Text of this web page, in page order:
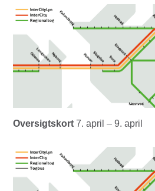
Oversigtskort 7. april – 9. april